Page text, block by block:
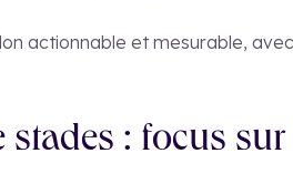
actionnable et mesurable,
stades : focus